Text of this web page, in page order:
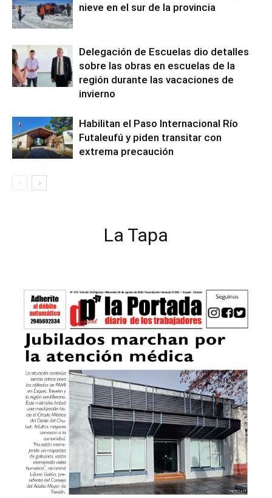
nieve en el sur de la provincia
Delegación de Escuelas dio detalles
sobre las obras en escuelas de la
región durante las vacaciones de
invierno
Habilitan el Paso Internacional Río
Futaleufú y piden transitar con
extrema precaución
La Tapa